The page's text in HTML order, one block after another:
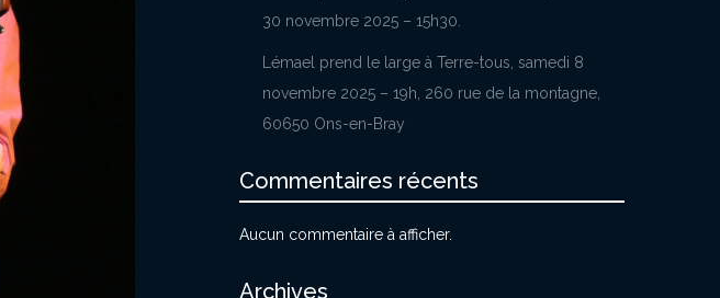
30 novembre 2025 – 15h30.
Lémael prend le large à Terre-tous, samedi 8
novembre 2025 – 19h, 260 rue de la montagne,
60650 Ons-en-Bray
Commentaires récents
Aucun commentaire à afficher.
Archives